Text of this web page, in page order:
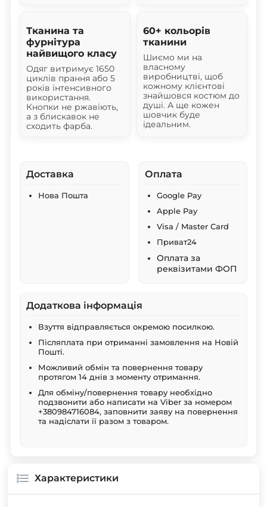
Тканина та
фурнітура
найвищого класу
Одяг витримує 1650
циклів прання або 5
років інтенсивного
використання.
Кнопки не ржавіють,
а з блискавок не
сходить фарба.
60+ кольорів
тканини
Шиємо ми на
власному
виробництві, щоб
кожному клієнтові
знайшовся костюм до
душі. А ще кожен
шовчик буде
ідеальним.
Доставка
Нова Пошта
Оплата
Google Pay
Apple Pay
Visa / Master Card
Приват24
Оплата за
реквізитами ФОП
Додаткова інформація
Взуття відправляється окремою посилкою.
Післяплата при отриманні замовлення на Новій
Пошті.
Можливий обмін та повернення товару
протягом 14 днів з моменту отримання.
Для обміну/повернення товару необхідно
подзвонити або написати на Viber за номером
+380984716084, заповнити заяву на повернення
та надіслати її разом з товаром.
Характеристики